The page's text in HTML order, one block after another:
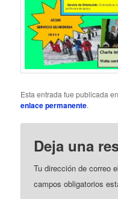
Esta entrada fue publicada
enlace permanente.
Deja una
Tu dirección de correo
campos obligatorios